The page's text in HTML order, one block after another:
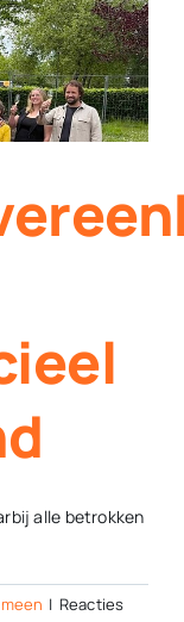
alle betrokken
| Reacties